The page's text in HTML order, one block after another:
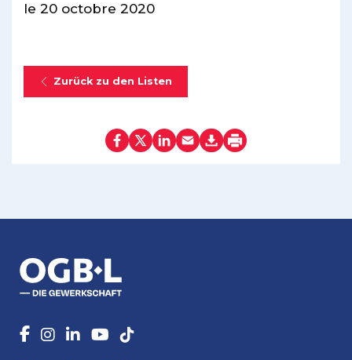
le 20 octobre 2020
Zurück zu den Listen